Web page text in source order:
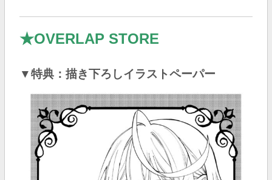
★OVERLAP STORE
▼特典：描き下ろしイラストペーパー